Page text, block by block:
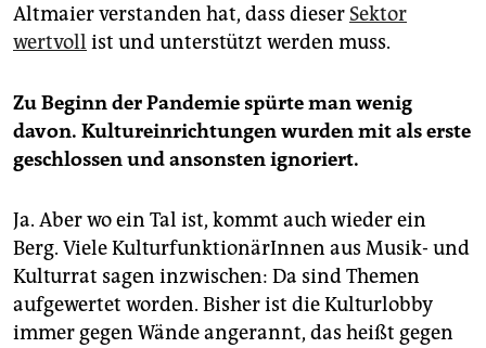
Altmaier verstanden hat, dass dieser Sektor
wertvoll ist und unterstützt werden muss.
Zu Beginn der Pandemie spürte man wenig
davon. Kultureinrichtungen wurden mit als erste
geschlossen und ansonsten ignoriert.
Ja. Aber wo ein Tal ist, kommt auch wieder ein
Berg. Viele KulturfunktionärInnen aus Musik- und
Kulturrat sagen inzwischen: Da sind Themen
aufgewertet worden. Bisher ist die Kulturlobby
immer gegen Wände angerannt, das heißt gegen